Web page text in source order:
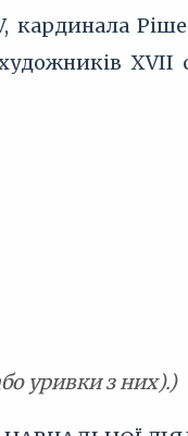
XVII
уривки з них).)